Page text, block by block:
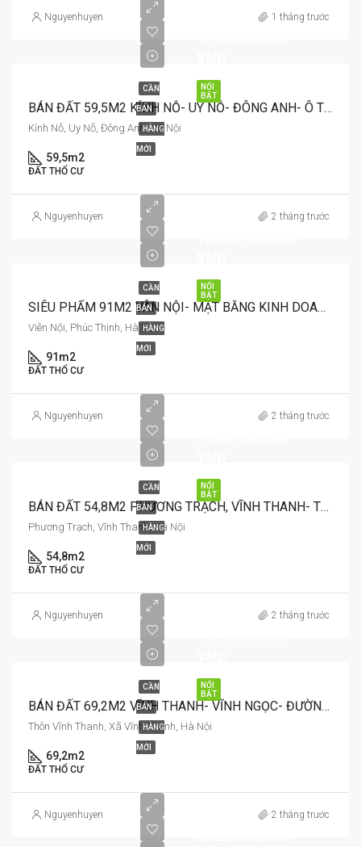
Nguyenhuyen 1 tháng trước
NỔI
BẬT
CẦN
BÁN
HÀNG
MỚI
BÁN ĐẤT 59,5M2 KÍNH NỖ- UY NỖ- ĐÔNG ANH- Ô TÔ ĐỖ CỬA
Kính Nỗ, Uy Nỗ, Đông Anh, Hà Nội
59,5m2
ĐẤT THỔ CƯ
Nguyenhuyen 2 tháng trước
NỔI
BẬT
CẦN
BÁN
HÀNG
MỚI
SIÊU PHẨM 91M2 VÂN NỘI- MẶT BẰNG KINH DOANH, TRỤC LIÊN XÃ VÂN NỘI
Viên Nội, Phúc Thịnh, Hà Nội
91m2
ĐẤT THỔ CƯ
Nguyenhuyen 2 tháng trước
NỔI
BẬT
CẦN
BÁN
HÀNG
MỚI
BÁN ĐẤT 54,8M2 PHƯƠNG TRẠCH, VĨNH THANH- TRỌNG TÂM CỦA TOÀ THÁP 108 TẦNG
Phương Trạch, Vĩnh Thanh, Hà Nội
54,8m2
ĐẤT THỔ CƯ
Nguyenhuyen 2 tháng trước
NỔI
BẬT
CẦN
BÁN
HÀNG
MỚI
BÁN ĐẤT 69,2M2 VĨNH THANH- VĨNH NGỌC- ĐƯỜNG Ô TÔ TRÁNH
Thôn Vĩnh Thanh, Xã Vĩnh Thanh, Hà Nội
69,2m2
ĐẤT THỔ CƯ
Nguyenhuyen 2 tháng trước